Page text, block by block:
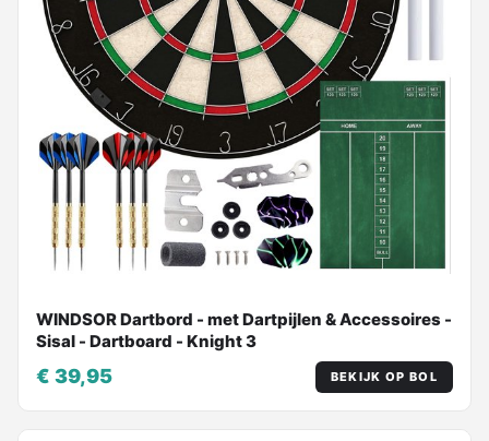
WINDSOR Dartbord - met Dartpijlen & Accessoires -
Sisal - Dartboard - Knight 3
€ 39,95 BEKIJK OP BOL